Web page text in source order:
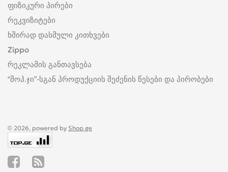
ფიზიკური პირები
რეკვიზიტები
ხშირად დასმული კითხვები
Zippo
რეკლამის განთავსება
“შოპ.ჯი”-სგან პროდუქციის შეძენის წესები და პირობები
© 2026, powered by Shop.ge